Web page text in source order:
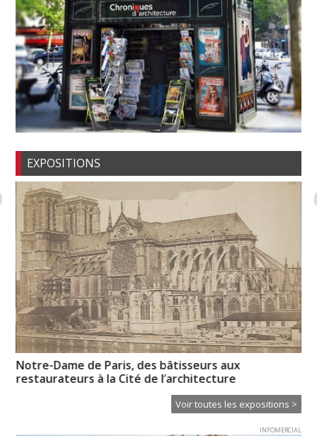
EXPOSITIONS
Notre-Dame de Paris, des bâtisseurs aux
restaurateurs à la Cité de l’architecture
Voir toutes les expositions >
INFOMERCIAL